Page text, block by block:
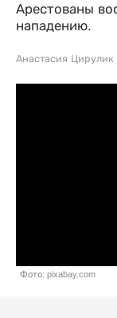
Арестованы
нападению.
Анастасия Цирулик
Фото: pixabay.com